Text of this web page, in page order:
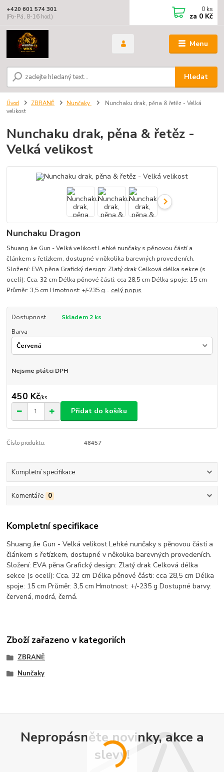
Menu
Hledat
+420 601 574 301
(Po-Pá, 8-16 hod.)
0 ks
za 0 Kč
Úvod ZBRANĚ Nunčaky
Nunchaku drak, pěna & řetěz - Velká
velikost
Nunchaku drak, pěna & řetěz -
Velká velikost
Nunchaku Dragon
Shuang Jie Gun - Velká velikost Lehké nunčaky s pěnovou částí a
článkem s řetízkem, dostupné v několika barevných provedeních.
Složení: EVA pěna Grafický design: Zlatý drak Celková délka sekce (s
ocelí): Cca. 32 cm Délka pěnové části: cca 28,5 cm Délka spoje: 15 cm
Průměr: 3,5 cm Hmotnost: +/-235 g... celý popis
Dostupnost
Skladem 2 ks
Barva
Nejsme plátci DPH
450 Kč/ks
Přidat do košíku
Číslo produktu: 48457
Kompletní specifikace
Komentáře 0
Kompletní specifikace
Shuang Jie Gun - Velká velikost Lehké nunčaky s pěnovou částí a
článkem s řetízkem, dostupné v několika barevných provedeních.
Složení: EVA pěna Grafický design: Zlatý drak Celková délka
sekce (s ocelí): Cca. 32 cm Délka pěnové části: cca 28,5 cm Délka
spoje: 15 cm Průměr: 3,5 cm Hmotnost: +/-235 g Dostupné barvy:
červená, modrá, černá.
Zboží zařazeno v kategoriích
ZBRANĚ
Nunčaky
Nepropásněte novinky, akce a
slevy!